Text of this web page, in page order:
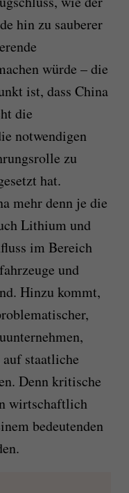
hin zu sauberer
würde – die
ist, dass China
die
notwendigen
zu
hat.
mehr denn je die
Lithium und
im Bereich
und
Hinzu kommt,
staatliche
Denn kritische
wirtschaftlich
bedeutenden